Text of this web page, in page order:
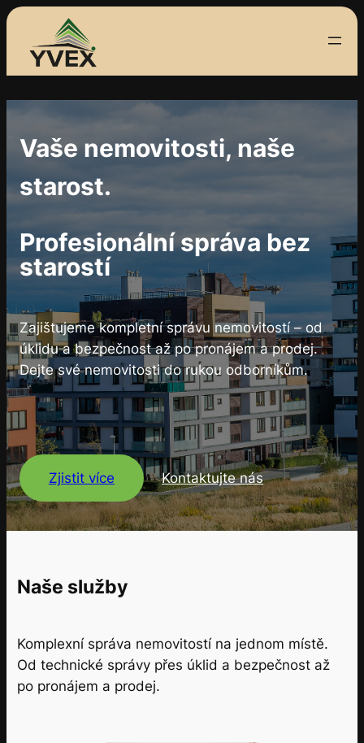
Přeskočit
obsah
Vaše nemovitosti, naše
starost.
Profesionální správa bez
starostí
Zajištujeme kompletní správu nemovitostí – od
úklidu a bezpečnost až po pronájem a prodej.
Dejte své nemovitosti do rukou odborníkům.
Zjistit více Kontaktujte nás
Naše služby
Komplexní správa nemovitostí na jednom místě.
Od technické správy přes úklid a bezpečnost až
po pronájem a prodej.